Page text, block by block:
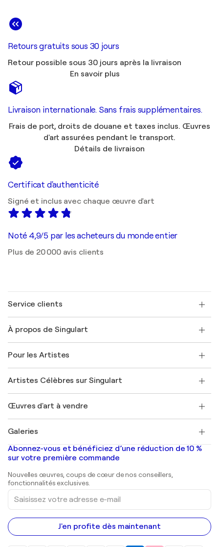
Retours gratuits sous 30 jours
Retour possible sous 30 jours après la livraison
En savoir plus
Livraison internationale. Sans frais supplémentaires.
Frais de port, droits de douane et taxes inclus. Œuvres
d'art assurées pendant le transport.
Détails de livraison
Certificat d'authenticité
Signé et inclus avec chaque œuvre d'art
Noté 4,9/5 par les acheteurs du monde entier
Plus de 20 000 avis clients
Service clients
Expédition
Offrir une carte cadeau
Rejoignez notre programme commercial
Mon compte
+33 1 76 44 06 42
À propos de Singulart
FAQ
Magazine Singulart
Emplois
Découvrez une sélection d'art original
Pour les Artistes
Se connecter en tant qu'Artiste
Artistes Célèbres sur Singulart
Marc Chagall
Banksy
Mr. Brainwash
Shepard Fairey
Œuvres d'art à vendre
Tableaux abstraits à vendre
Peintures de paysage
Estampes
Peintures acryliques
Galeries
Galeries d'art en France
Galeries d'art en Belgique
Abonnez-vous et bénéficiez d’une réduction de 10 %
sur votre première commande
Nouvelles œuvres, coups de cœur de nos conseillers,
fonctionnalités exclusives.
Saisissez
votre
adresse
e-
mail
J'en profite dès maintenant